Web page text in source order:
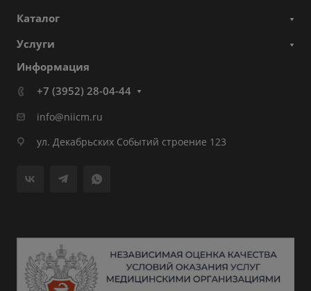
Каталог
Услуги
Информация
+7 (3952) 28-04-44
info@niicm.ru
ул. Декабрьских Событий строение 123